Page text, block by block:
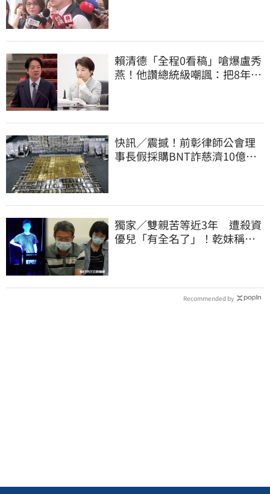
賴清德「全程0看稿」嗆爆盧秀
燕！他讚總統級嘲諷：把8年總
快訊／震撼！前彰律師公會理
事長假採購BNT詐慈濟10億、
獨家／雙親苦等近3年 遭殺資
優兒「有全名了」！乾妹稱賠
Recommended by